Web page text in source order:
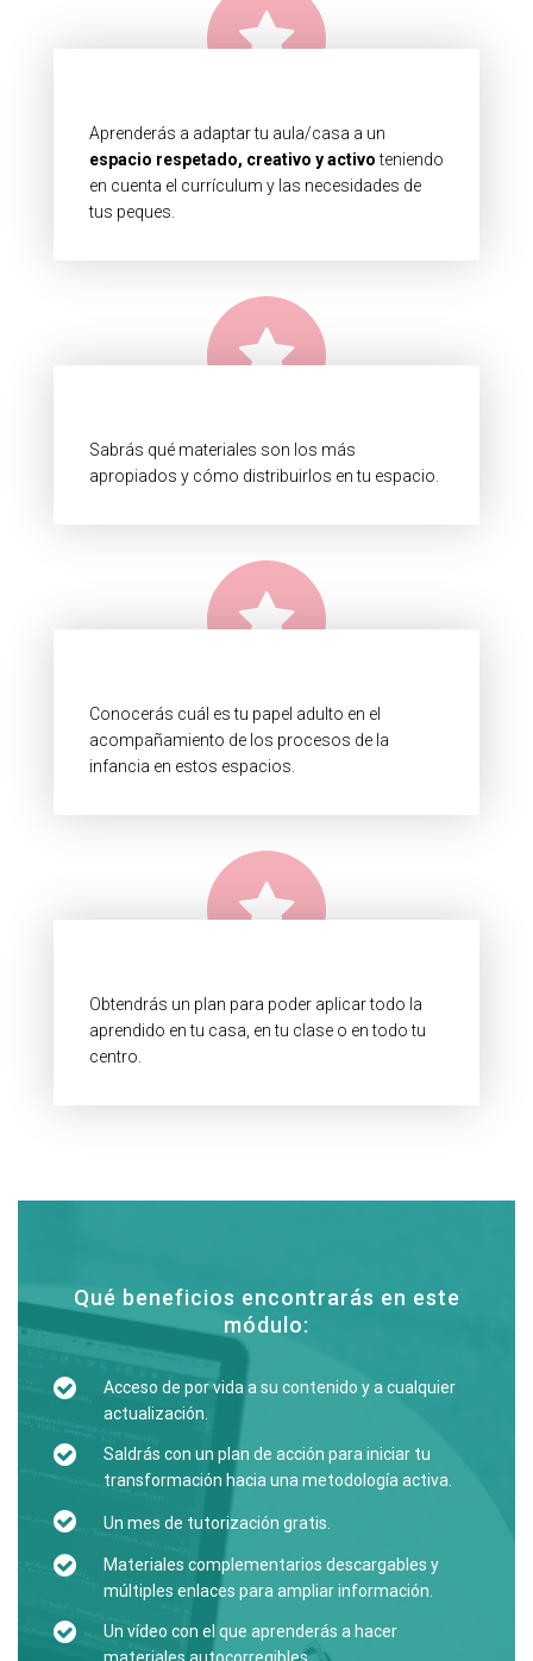
Aprenderás a adaptar tu aula/casa a un
espacio respetado, creativo y activoteniendo
en cuenta el currículum y las necesidades de
tus peques.
Sabrás qué materiales son los más
apropiados y cómo distribuirlos en tu espacio.
Conocerás cuál es tu papel adulto en el
acompañamiento de los procesos de la
infancia en estos espacios.
Obtendrás un plan para poder aplicar todo la
aprendido en tu casa, en tu clase o en todo tu
centro.
Qué beneficios encontrarás en este
módulo:
Acceso de por vida a su contenido y a cualquier
actualización.
Saldrás con un plan de acción para iniciar tu
transformación hacia una metodología activa.
Un mes de tutorización gratis.
Materiales complementarios descargables y
múltiples enlaces para ampliar información.
Un vídeo con el que aprenderás a hacer